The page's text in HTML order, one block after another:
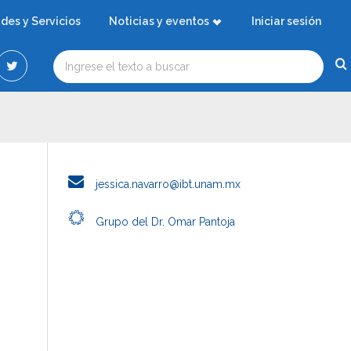
y Servicios Noticias y eventos Iniciar sesión
jessica.navarro@ibt.unam.mx
Grupo del Dr. Omar Pantoja